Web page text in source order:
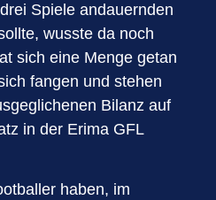
Spiele andauernden
wusste da noch
sich eine Menge getan
fangen und stehen
Bilanz auf
in der Erima GFL
haben, im